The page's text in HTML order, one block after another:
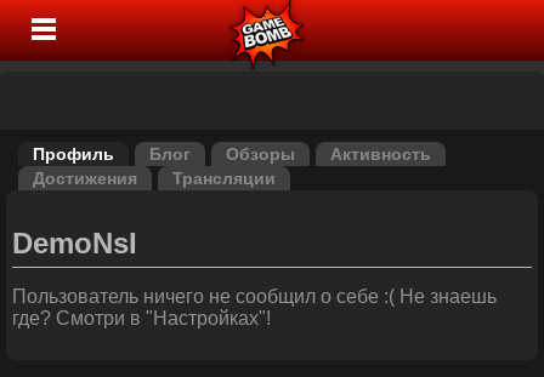
Профиль Блог Обзоры
Активность
Достижения
Трансляции
DemoNsI
Пользователь ничего не сообщил о себе :( Не знаешь
где? Смотри в "Настройках"!